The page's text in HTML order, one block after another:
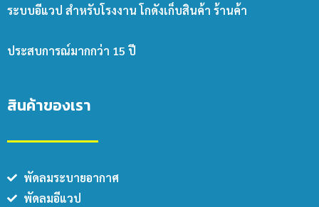
ระบบอีแวป สำหรับโรงงาน โกดังเก็บสินค้า ร้านค้า
ประสบการณ์มากกว่า 15 ปี
สินค้าของเรา
พัดลมระบายอากาศ
พัดลมอีแวป